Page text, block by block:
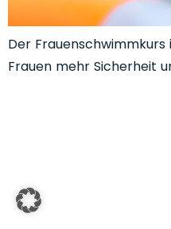
Der
Frauen mehr Sicherheit